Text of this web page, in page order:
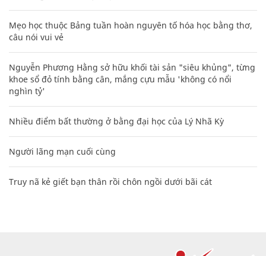
Mẹo học thuộc Bảng tuần hoàn nguyên tố hóa học bằng thơ,
câu nói vui vẻ
Nguyễn Phương Hằng sở hữu khối tài sản "siêu khủng", từng
khoe sổ đỏ tính bằng cân, mắng cựu mẫu 'không có nổi
nghìn tỷ'
Nhiều điểm bất thường ở bằng đại học của Lý Nhã Kỳ
Người lãng mạn cuối cùng
Truy nã kẻ giết bạn thân rồi chôn ngồi dưới bãi cát